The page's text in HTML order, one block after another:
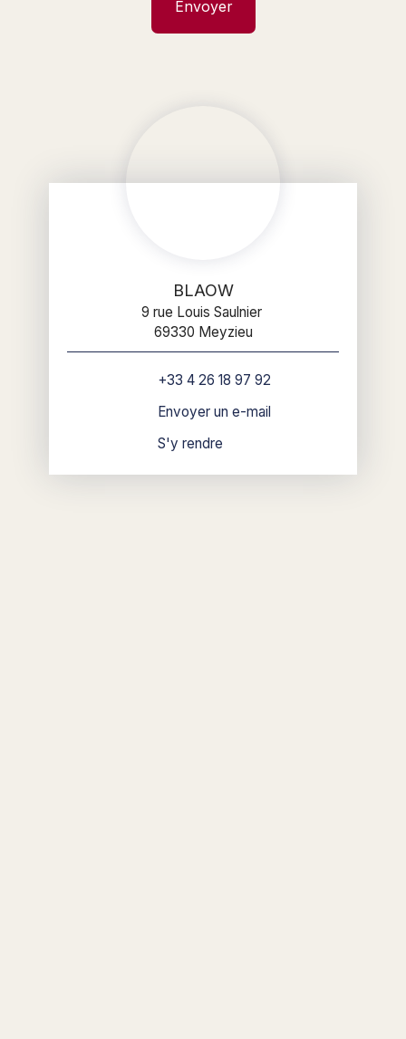
Envoyer
BLAOW
9 rue Louis Saulnier
69330 Meyzieu
+33 4 26 18 97 92
Envoyer un e-mail
S'y rendre